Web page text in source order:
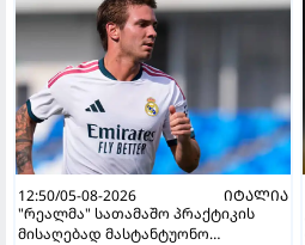
12:50/05-08-2026
ᲘᲢᲐᲚᲘᲐ
"რეალმა" სათამაშო პრაქტიკის
მისაღებად მასტანტუონო